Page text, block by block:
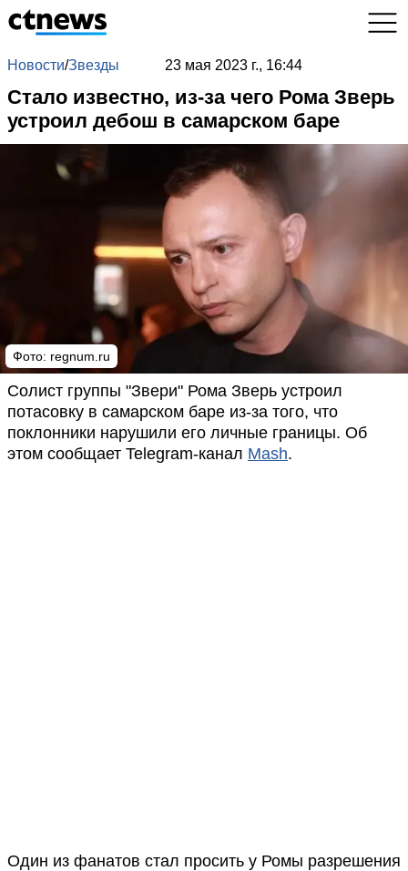
Новости/Звезды 23 мая 2023 г., 16:44
Стало известно, из-за чего Рома Зверь
устроил дебош в самарском баре
Фото: regnum.ru
Солист группы "Звери" Рома Зверь устроил
потасовку в самарском баре из-за того, что
поклонники нарушили его личные границы. Об
этом сообщает Telegram-канал Mash.
Один из фанатов стал просить у Ромы разрешения